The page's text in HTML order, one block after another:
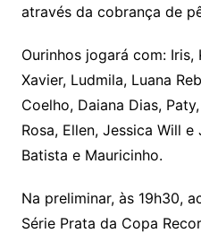
através da cobrança de
Ourinhos jogará com: Iris,
Xavier, Ludmila, Luana
Coelho, Daiana Dias,
Rosa, Ellen, Jessica Will
Batista e Mauricinho.
Na preliminar, às 19h30,
Série Prata da Copa